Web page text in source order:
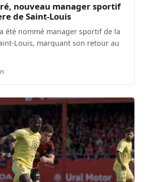
nouveau manager sportif
de Saint-Louis
été nommé manager sportif de la
Louis, marquant son retour au